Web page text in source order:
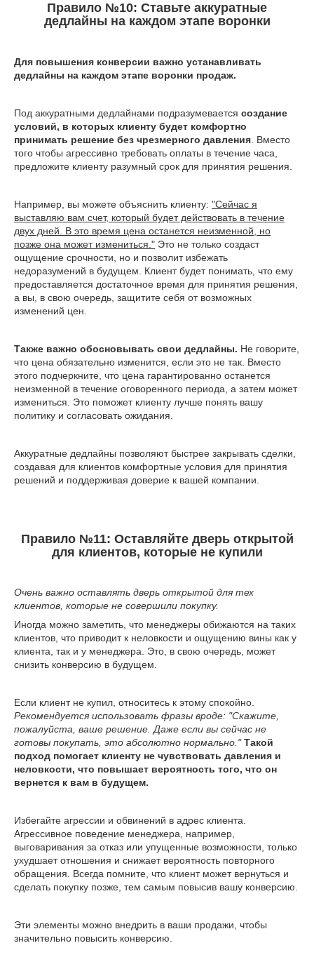
Правило №10: Ставьте аккуратные
дедлайны на каждом этапе воронки
Для повышения конверсии важно устанавливать
дедлайны на каждом этапе воронки продаж.
Под аккуратными дедлайнами подразумевается создание
условий, в которых клиенту будет комфортно
принимать решение без чрезмерного давления . Вместо
того чтобы агрессивно требовать оплаты в течение часа,
предложите клиенту разумный срок для принятия решения.
Например, вы можете объяснить клиенту: "Сейчас я
выставляю вам счет, который будет действовать в течение
двух дней. В это время цена останется неизменной, но
позже она может измениться." Это не только создаст
ощущение срочности, но и позволит избежать
недоразумений в будущем. Клиент будет понимать, что ему
предоставляется достаточное время для принятия решения,
а вы, в свою очередь, защитите себя от возможных
изменений цен.
Также важно обосновывать свои дедлайны. Не говорите,
что цена обязательно изменится, если это не так. Вместо
этого подчеркните, что цена гарантированно останется
неизменной в течение оговоренного периода, а затем может
измениться. Это поможет клиенту лучше понять вашу
политику и согласовать ожидания.
Аккуратные дедлайны позволяют быстрее закрывать сделки,
создавая для клиентов комфортные условия для принятия
решений и поддерживая доверие к вашей компании.
Правило №11: Оставляйте дверь открытой
для клиентов, которые не купили
Очень важно оставлять дверь открытой для тех
клиентов, которые не совершили покупку.
Иногда можно заметить, что менеджеры обижаются на таких
клиентов, что приводит к неловкости и ощущению вины как у
клиента, так и у менеджера. Это, в свою очередь, может
снизить конверсию в будущем.
Если клиент не купил, относитесь к этому спокойно.
Рекомендуется использовать фразы вроде: "Скажите,
пожалуйста, ваше решение. Даже если вы сейчас не
готовы покупать, это абсолютно нормально."Такой
подход помогает клиенту не чувствовать давления и
неловкости, что повышает вероятность того, что он
вернется к вам в будущем.
Избегайте агрессии и обвинений в адрес клиента.
Агрессивное поведение менеджера, например,
выговаривания за отказ или упущенные возможности, только
ухудшает отношения и снижает вероятность повторного
обращения. Всегда помните, что клиент может вернуться и
сделать покупку позже, тем самым повысив вашу конверсию.
Эти элементы можно внедрить в ваши продажи, чтобы
значительно повысить конверсию.